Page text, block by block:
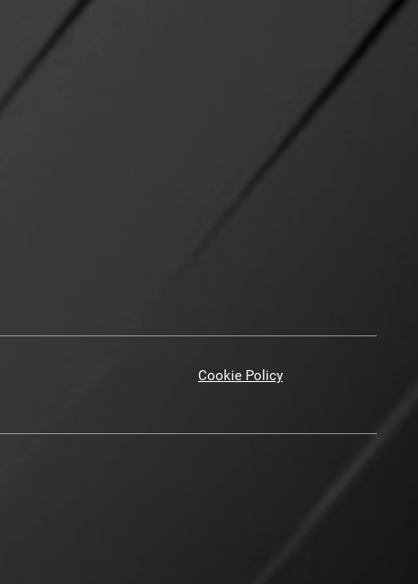
Cookie Policy